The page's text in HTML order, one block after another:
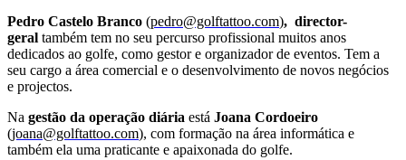
Pedro Castelo Branco (pedro@golftattoo.com), director-
geral também tem no seu percurso profissional muitos anos
dedicados ao golfe, como gestor e organizador de eventos. Tem a
seu cargo a área comercial e o desenvolvimento de novos negócios
e projectos.
Na gestão da operação diária está Joana Cordoeiro
(joana@golftattoo.com), com formação na área informática e
também ela uma praticante e apaixonada do golfe.